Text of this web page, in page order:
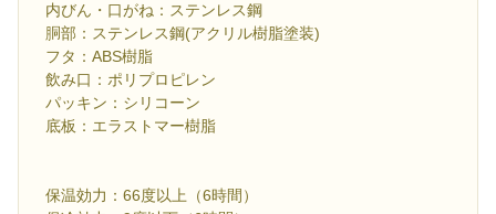
内びん・口がね：ステンレス鋼
胴部：ステンレス鋼(アクリル樹脂塗装)
フタ：ABS樹脂
飲み口：ポリプロピレン
パッキン：シリコーン
底板：エラストマー樹脂
保温効力：66度以上（6時間）